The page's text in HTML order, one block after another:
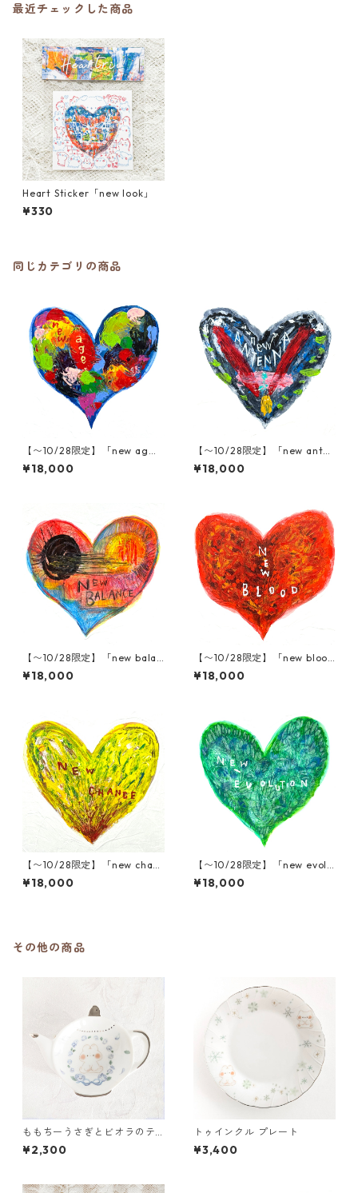
最近チェックした商品
Heart Sticker「new look」
¥330
同じカテゴリの商品
【〜10/28限定】「new ag
e」木村タカヒロ原画
¥18,000
【〜10/28限定】「new anten
na」木村タカヒロ原画
¥18,000
【〜10/28限定】「new balan
ce」木村タカヒロ原画
¥18,000
【〜10/28限定】「new bloo
d」木村タカヒロ原画
¥18,000
【〜10/28限定】「new chanc
e」木村タカヒロ原画
¥18,000
【〜10/28限定】「new evolu
tion」木村タカヒロ原画
¥18,000
その他の商品
ももちーうさぎとビオラのテ
ィーバッグトレイ
¥2,300
トゥインクル プレート
¥3,400